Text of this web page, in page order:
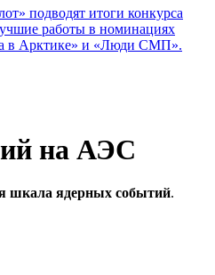
подводят итоги конкурса
работы в номинациях
в Арктике» и «Люди СМП».
на АЭС
шкала ядерных событий.